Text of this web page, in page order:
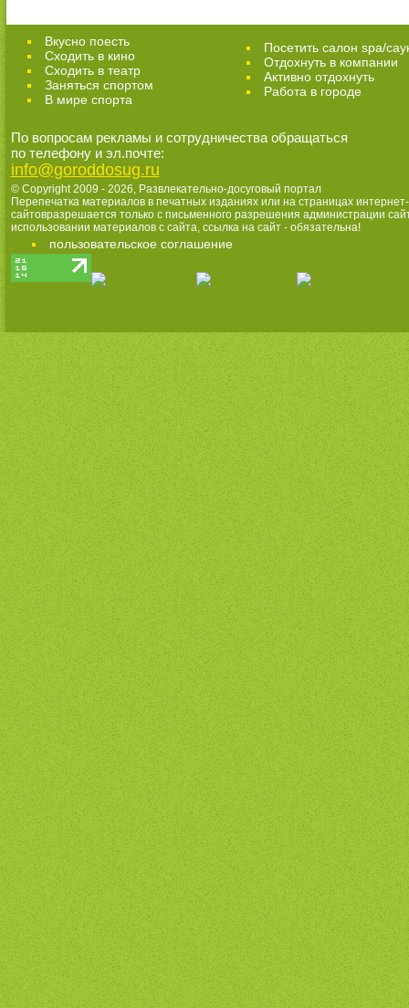
Вкусно поесть
Сходить в кино
Cходить в театр
Заняться спортом
В мире спорта
Посетить салон spa/
Отдохнуть в компании
Активно отдохнуть
Работа в городе
По вопросам рекламы и сотрудничества обращаться
по телефону и эл.почте:
info@goroddosug.ru
© Copyright 2009 - 2026, Развлекательно-досуговый портал
Перепечатка материалов в печатных изданиях или на страницах интернет-
сайтовразрешается только с письменного разрешения администрации
использовании материалов с сайта, ссылка на сайт - обязательна!
пользовательское соглашение